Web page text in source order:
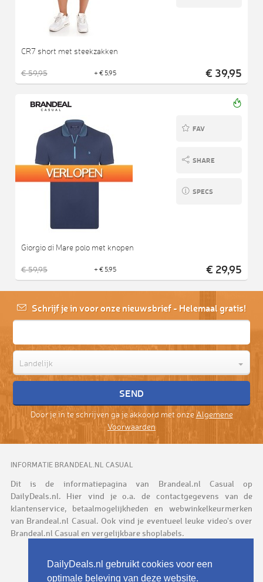
DailyDeals.nl gebruikt cookies voor een
optimale beleving van deze website.
CR7 short met steekzakken
€ 59,95 + € 5,95 € 39,95
FAV
SHARE
SPECS
Giorgio di Mare polo met knopen
€ 59,95 + € 5,95 € 29,95
Schrijf je in voor onze nieuwsbrief - Helemaal gratis!
Landelijk
Door je in te schrijven ga je akkoord met onze Algemene
Voorwaarden
INFORMATIE BRANDEAL.NL CASUAL
Dit is de informatiepagina van Brandeal.nl Casual op
DailyDeals.nl. Hier vind je o.a. de contactgegevens van de
klantenservice, betaalmogelijkheden en webwinkelkeurmerken
van Brandeal.nl Casual. Ook vind je eventueel leuke video's over
Brandeal.nl Casual en vergelijkbare shoplabels.